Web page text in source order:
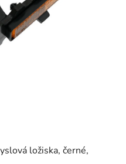
ložiska, černé,